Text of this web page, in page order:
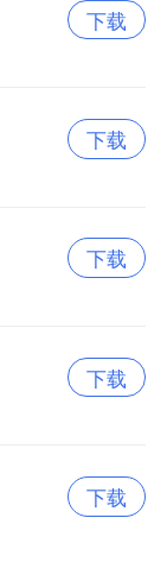
下载
下载
下载
下载
下载